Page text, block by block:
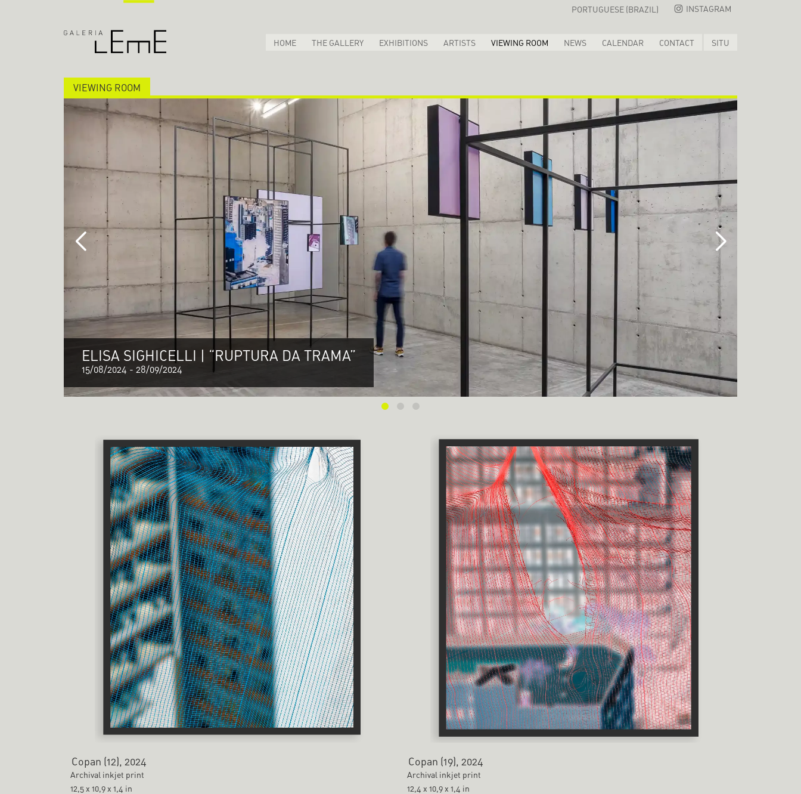
PORTUGUESE (BRAZIL) INSTAGRAM
HOME THE GALLERY EXHIBITIONS ARTISTS VIEWING ROOM NEWS CALENDAR CONTACT SITU
VIEWING ROOM
ELISA SIGHICELLI | “RUPTURA DA TRAMA”
15/08/2024 - 28/09/2024
Copan (12), 2024
Archival inkjet print
12,5 x 10,9 x 1,4 in
Copan (19), 2024
Archival inkjet print
12,4 x 10,9 x 1,4 in